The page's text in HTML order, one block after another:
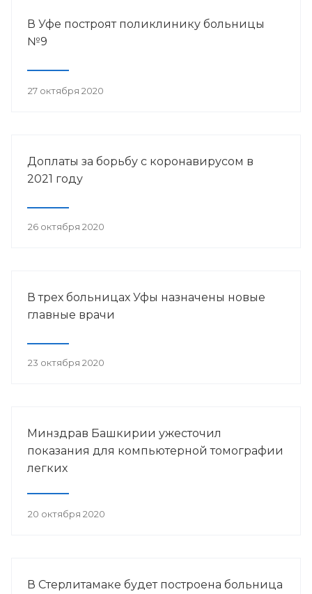
В Уфе построят поликлинику больницы
№9
27 октября 2020
Доплаты за борьбу с коронавирусом в
2021 году
26 октября 2020
В трех больницах Уфы назначены новые
главные врачи
23 октября 2020
Минздрав Башкирии ужесточил
показания для компьютерной томографии
легких
20 октября 2020
В Стерлитамаке будет построена больница